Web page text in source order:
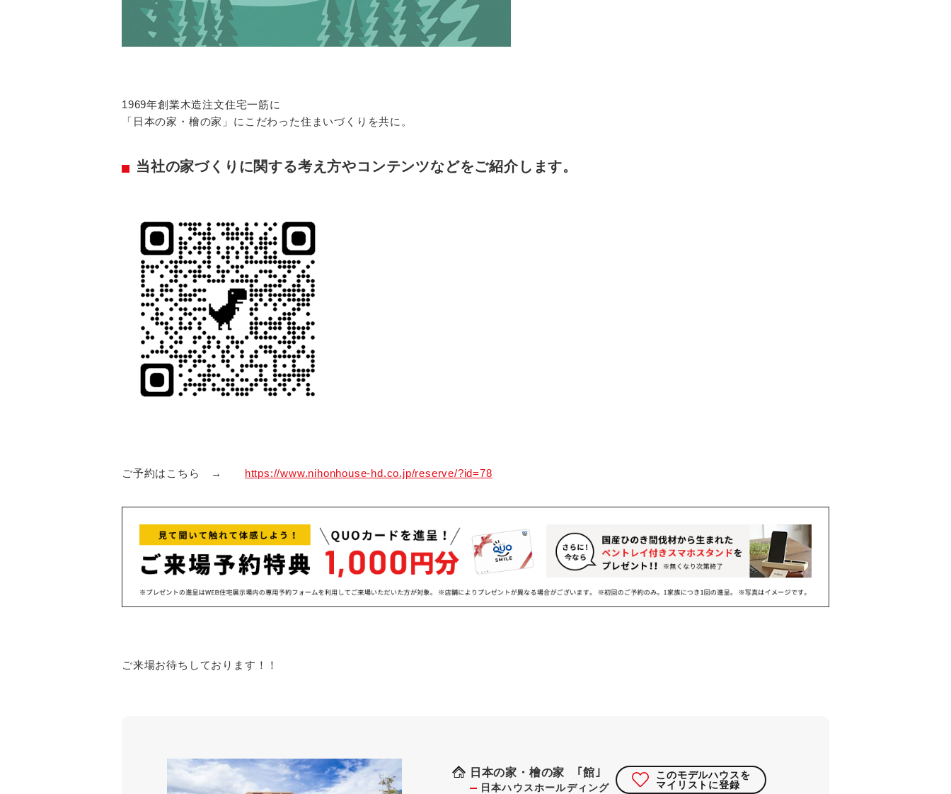
1969年創業木造注文住宅一筋に
「日本の家・檜の家」にこだわった住まいづくりを共に。
当社の家づくりに関する考え方やコンテンツなどをご紹介します。
ご予約はこちら → https://www.nihonhouse-hd.co.jp/reserve/?id=78
ご来場お待ちしております！！
日本の家・檜の家 ｢館｣
日本ハウスホールディング
このモデルハウスを
マイリストに登録